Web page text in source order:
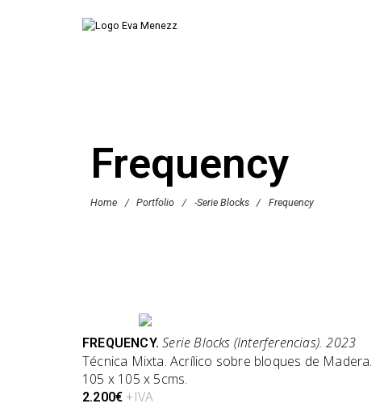
Frequency
Home / Portfolio / -Serie Blocks / Frequency
FREQUENCY. Serie Blocks (Interferencias). 2023
Técnica Mixta. Acrílico sobre bloques de Madera.
105 x 105 x 5cms.
2.200€ +IVA